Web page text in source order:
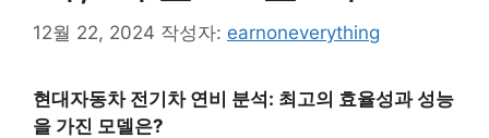
12월 22, 2024 작성자: earnoneverything
현대자동차 전기차 연비 분석: 최고의 효율성과 성능
을 가진 모델은?